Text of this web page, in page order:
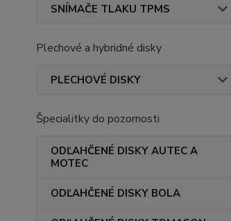
SNÍMAČE TLAKU TPMS
Plechové a hybridné disky
PLECHOVÉ DISKY
Špecialitky do pozornosti
ODĽAHČENÉ DISKY AUTEC A
MOTEC
ODĽAHČENÉ DISKY BOLA